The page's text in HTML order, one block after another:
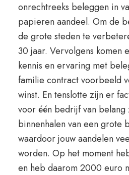
onrechtreeks beleggen in
papieren aandeel. Om de
de grote steden te
30 jaar. Vervolgens komen
kennis en ervaring met
familie contract voorbeeld
winst. En tenslotte zijn er
voor één bedrijf van belang
binnenhalen van een grote
waardoor jouw aandelen
worden. Op het moment
en heb daarom 2000 euro